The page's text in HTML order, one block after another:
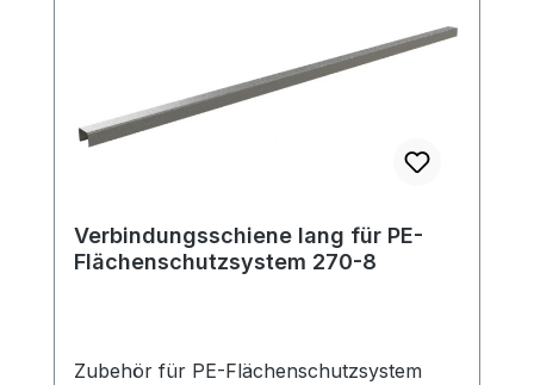
Verbindungsschiene lang für PE-
Flächenschutzsystem 270-8
Zubehör für PE-Flächenschutzsystem